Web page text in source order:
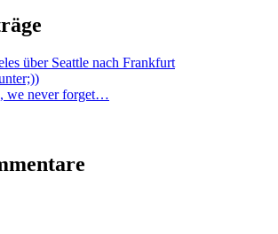
über Seattle nach Frankfurt
we never forget…